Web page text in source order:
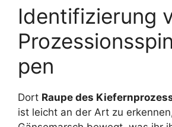
Identifizierung
pen
Dort Raupe des
ist leicht an der Art zu